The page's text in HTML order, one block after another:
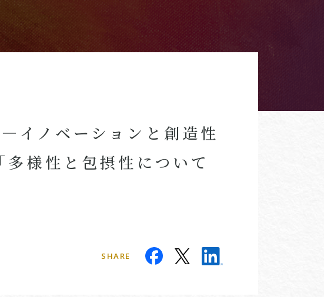
イノベーションと創造性
様性と包摂性について
SHARE